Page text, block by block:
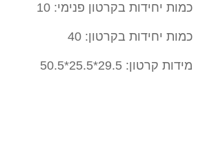
כמות יחידות בקרטון פנימי: 10
כמות יחידות בקרטון: 40
מידות קרטון: 29.5*25.5*50.5